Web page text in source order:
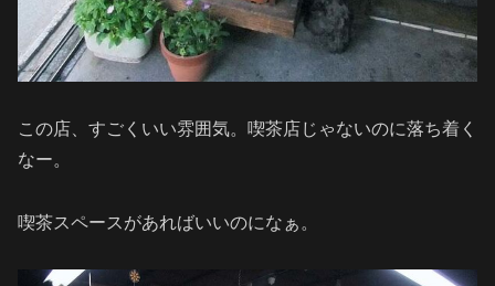
この店、すごくいい雰囲気。喫茶店じゃないのに落ち着く
なー。
喫茶スペースがあればいいのになぁ。